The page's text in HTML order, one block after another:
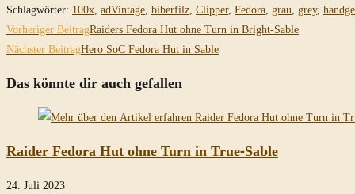
Schlagwörter: 100x, adVintage, biberfilz, Clipper, Fedora, grau, grey,
Weitere
Artikel
ansehen
Vorheriger BeitragRaiders Fedora Hut ohne Turn in Bright-Sable
Nächster BeitragHero SoC Fedora Hut in Sable
Das könnte dir auch gefallen
Raider Fedora Hut ohne Turn in True-Sable
24. Juli 2023